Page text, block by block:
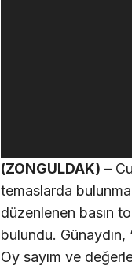
(ZONGULDAK) –
temaslarda
düzenlenen basın
bulundu.
Oy sayım ve